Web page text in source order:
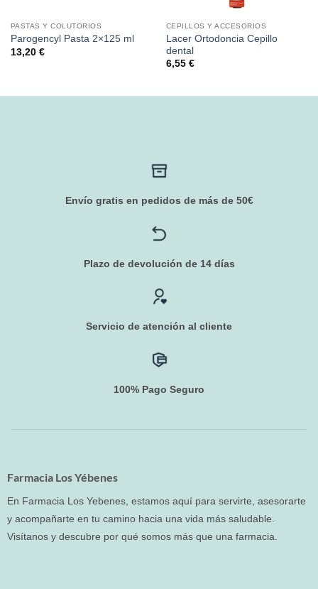
PASTAS Y COLUTORIOS
Parogencyl Pasta 2×125 ml
13,20 €
CEPILLOS Y ACCESORIOS
Lacer Ortodoncia Cepillo
dental
6,55 €
Envío gratis en pedidos de más de 50€
Plazo de devolución de 14 días
Servicio de atención al cliente
100% Pago Seguro
Farmacia Los Yébenes
En Farmacia Los Yebenes, estamos aquí para servirte, asesorarte
y acompañarte en tu camino hacia una vida más saludable.
Visítanos y descubre por qué somos más que una farmacia.